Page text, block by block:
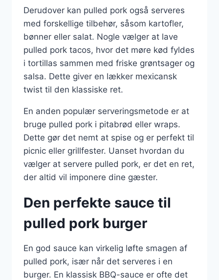
Derudover kan pulled pork også serveres
med forskellige tilbehør, såsom kartofler,
bønner eller salat. Nogle vælger at lave
pulled pork tacos, hvor det møre kød fyldes
i tortillas sammen med friske grøntsager og
salsa. Dette giver en lækker mexicansk
twist til den klassiske ret.
En anden populær serveringsmetode er at
bruge pulled pork i pitabrød eller wraps.
Dette gør det nemt at spise og er perfekt til
picnic eller grillfester. Uanset hvordan du
vælger at servere pulled pork, er det en ret,
der altid vil imponere dine gæster.
Den perfekte sauce til
pulled pork burger
En god sauce kan virkelig løfte smagen af
pulled pork, især når det serveres i en
burger. En klassisk BBQ-sauce er ofte det